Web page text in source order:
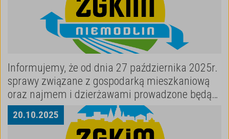
Informujemy, że od dnia 27 października 2025r.
sprawy związane z gospodarką mieszkaniową
oraz najmem i dzierżawami prowadzone będą
przez Urząd Miejski w Niemodlinie.
20.10.2025